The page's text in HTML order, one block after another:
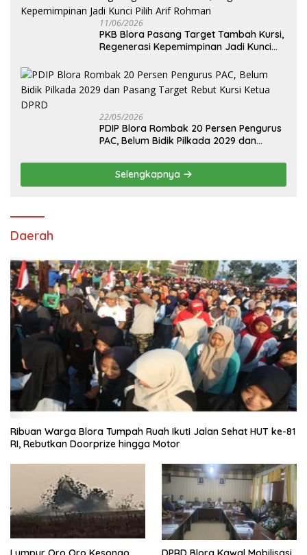
11/06/2026
PKB Blora Pasang Target Tambah Kursi,
Regenerasi Kepemimpinan Jadi Kunci
22/05/2026
PDIP Blora Rombak 20 Persen Pengurus
PAC, Belum Bidik Pilkada 2029 dan
Selengkapnya
Daerah
Ribuan Warga Blora Tumpah Ruah Ikuti Jalan Sehat HUT ke-81
RI, Rebutkan Doorprize hingga Motor